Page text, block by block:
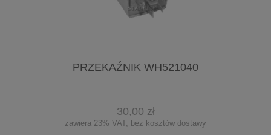
PRZEKAŹNIK WH521040
30,00 zł
zawiera 23% VAT, bez kosztów dostawy